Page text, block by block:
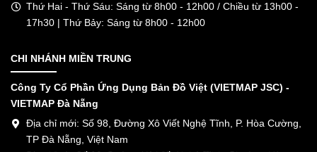
Thứ Hai - Thứ Sáu: Sáng từ 8h00 - 12h00 / Chiều từ 13h00 -
17h30 | Thứ Bảy: Sáng từ 8h00 - 12h00
CHI NHÁNH MIỀN TRUNG
Công Ty Cổ Phần Ứng Dụng Bản Đồ Việt (VIETMAP JSC) -
VIETMAP Đà Nẵng
Địa chỉ mới: Số 98, Đường Xô Viết Nghệ Tĩnh, P. Hòa Cường,
TP Đà Nẵng, Việt Nam